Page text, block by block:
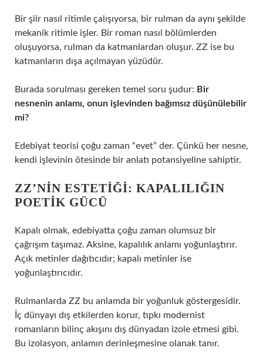
Bir şiir nasıl ritimle çalışıyorsa, bir rulman da aynı şekilde
mekanik ritimle işler. Bir roman nasıl bölümlerden
oluşuyorsa, rulman da katmanlardan oluşur. ZZ ise bu
katmanların dışa açılmayan yüzüdür.
Burada sorulması gereken temel soru şudur: Bir
nesnenin anlamı, onun işlevinden bağımsız düşünülebilir
mi?
Edebiyat teorisi çoğu zaman “evet” der. Çünkü her nesne,
kendi işlevinin ötesinde bir anlatı potansiyeline sahiptir.
ZZ’NIN ESTETIĞI: KAPALILIĞIN
POETIK GÜCÜ
Kapalı olmak, edebiyatta çoğu zaman olumsuz bir
çağrışım taşımaz. Aksine, kapalılık anlamı yoğunlaştırır.
Açık metinler dağıtıcıdır; kapalı metinler ise
yoğunlaştırıcıdır.
Rulmanlarda ZZ bu anlamda bir yoğunluk göstergesidir.
İç dünyayı dış etkilerden korur, tıpkı modernist
romanların bilinç akışını dış dünyadan izole etmesi gibi.
Bu izolasyon, anlamın derinleşmesine olanak tanır.